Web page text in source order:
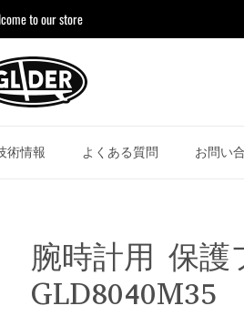
to our store
術情報 よくある質問 お問い
腕時計用 保
GLD8040M35